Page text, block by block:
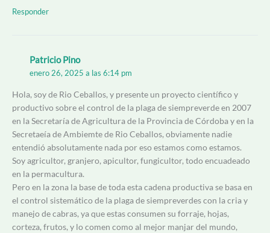
Responder
Patricio Pino
enero 26, 2025 a las 6:14 pm
Hola, soy de Rio Ceballos, y presente un proyecto científico y
productivo sobre el control de la plaga de siempreverde en 2007
en la Secretaría de Agricultura de la Provincia de Córdoba y en la
Secretaeía de Ambiemte de Rio Ceballos, obviamente nadie
entendió absolutamente nada por eso estamos como estamos.
Soy agricultor, granjero, apicultor, fungicultor, todo encuadeado
en la permacultura.
Pero en la zona la base de toda esta cadena productiva se basa en
el control sistemático de la plaga de siempreverdes con la cria y
manejo de cabras, ya que estas consumen su forraje, hojas,
corteza, frutos, y lo comen como al mejor manjar del mundo,